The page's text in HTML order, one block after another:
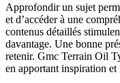
Approfondir un sujet
et d’accéder à une
contenus détaillés
davantage. Une bonne
retenir. Gmc Terrain Oil
en apportant inspiration et